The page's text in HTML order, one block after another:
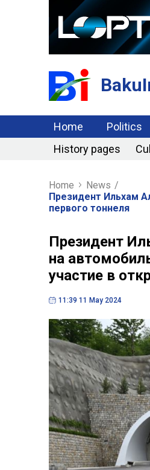
Home Politics
History pages
Home News /
Президент Ильхам
первого тоннеля
Президент
на
участие в
11:39 11 May 2024